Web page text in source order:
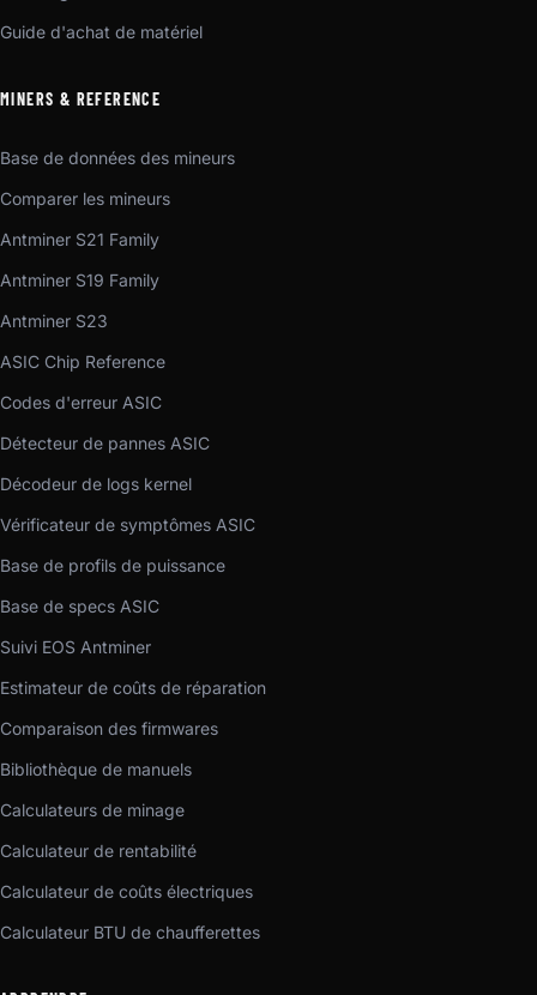
Guide d'achat de matériel
MINERS & REFERENCE
Base de données des mineurs
Comparer les mineurs
Antminer S21 Family
Antminer S19 Family
Antminer S23
ASIC Chip Reference
Codes d'erreur ASIC
Détecteur de pannes ASIC
Décodeur de logs kernel
Vérificateur de symptômes ASIC
Base de profils de puissance
Base de specs ASIC
Suivi EOS Antminer
Estimateur de coûts de réparation
Comparaison des firmwares
Bibliothèque de manuels
Calculateurs de minage
Calculateur de rentabilité
Calculateur de coûts électriques
Calculateur BTU de chaufferettes